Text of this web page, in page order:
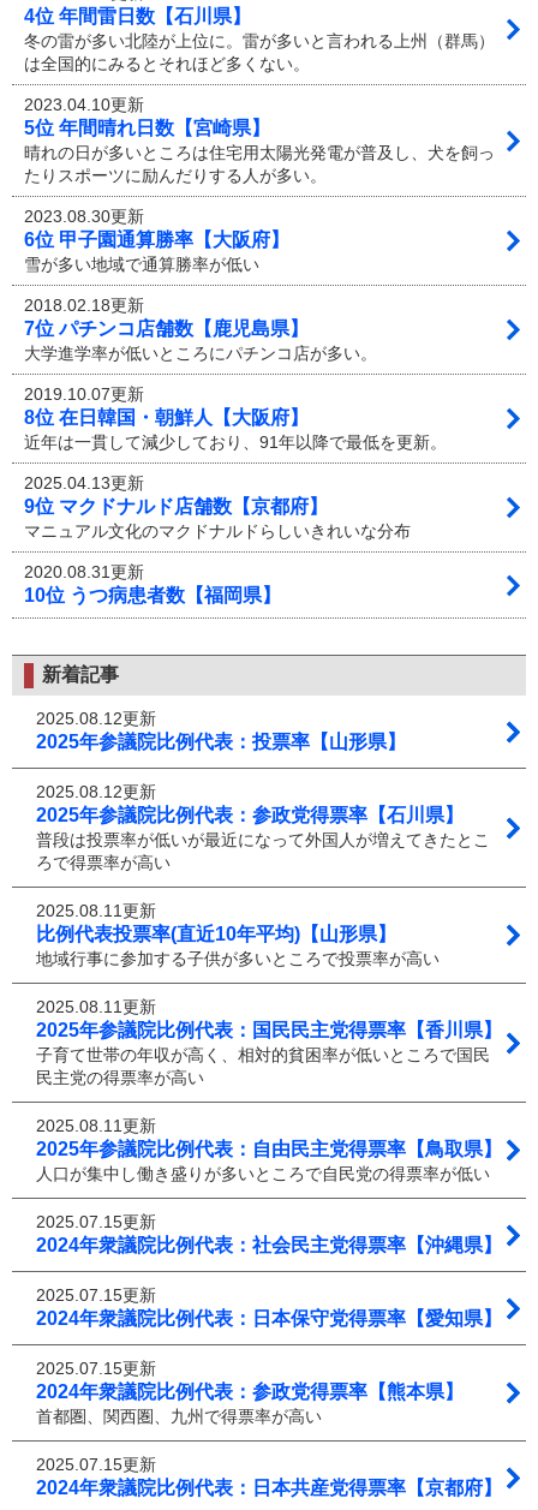
4位 年間雷日数【石川県】
冬の雷が多い北陸が上位に。雷が多いと言われる上州（群馬）
は全国的にみるとそれほど多くない。
2023.04.10更新
5位 年間晴れ日数【宮崎県】
晴れの日が多いところは住宅用太陽光発電が普及し、犬を飼っ
たりスポーツに励んだりする人が多い。
2023.08.30更新
6位 甲子園通算勝率【大阪府】
雪が多い地域で通算勝率が低い
2018.02.18更新
7位 パチンコ店舗数【鹿児島県】
大学進学率が低いところにパチンコ店が多い。
2019.10.07更新
8位 在日韓国・朝鮮人【大阪府】
近年は一貫して減少しており、91年以降で最低を更新。
2025.04.13更新
9位 マクドナルド店舗数【京都府】
マニュアル文化のマクドナルドらしいきれいな分布
2020.08.31更新
10位 うつ病患者数【福岡県】
新着記事
2025.08.12更新
2025年参議院比例代表：投票率【山形県】
2025.08.12更新
2025年参議院比例代表：参政党得票率【石川県】
普段は投票率が低いが最近になって外国人が増えてきたとこ
ろで得票率が高い
2025.08.11更新
比例代表投票率(直近10年平均)【山形県】
地域行事に参加する子供が多いところで投票率が高い
2025.08.11更新
2025年参議院比例代表：国民民主党得票率【香川県】
子育て世帯の年収が高く、相対的貧困率が低いところで国民
民主党の得票率が高い
2025.08.11更新
2025年参議院比例代表：自由民主党得票率【鳥取県】
人口が集中し働き盛りが多いところで自民党の得票率が低い
2025.07.15更新
2024年衆議院比例代表：社会民主党得票率【沖縄県】
2025.07.15更新
2024年衆議院比例代表：日本保守党得票率【愛知県】
2025.07.15更新
2024年衆議院比例代表：参政党得票率【熊本県】
首都圏、関西圏、九州で得票率が高い
2025.07.15更新
2024年衆議院比例代表：日本共産党得票率【京都府】